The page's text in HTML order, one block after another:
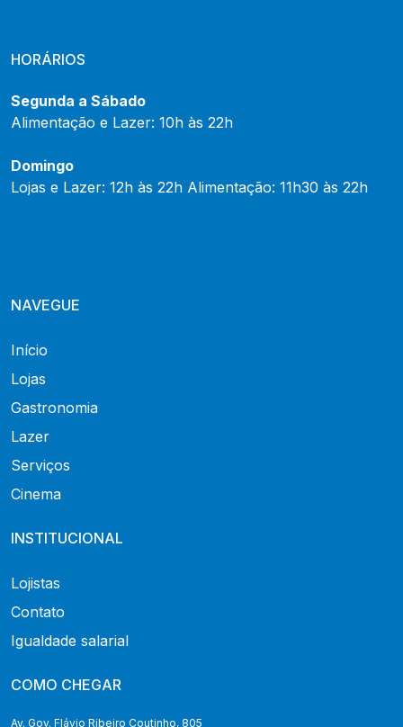
HORÁRIOS
Segunda a Sábado
Alimentação e Lazer: 10h às 22h
Domingo
Lojas e Lazer: 12h às 22h Alimentação: 11h30 às 22h
NAVEGUE
Início
Lojas
Gastronomia
Lazer
Serviços
Cinema
INSTITUCIONAL
Lojistas
Contato
Igualdade salarial
COMO CHEGAR
Av. Gov. Flávio Ribeiro Coutinho, 805